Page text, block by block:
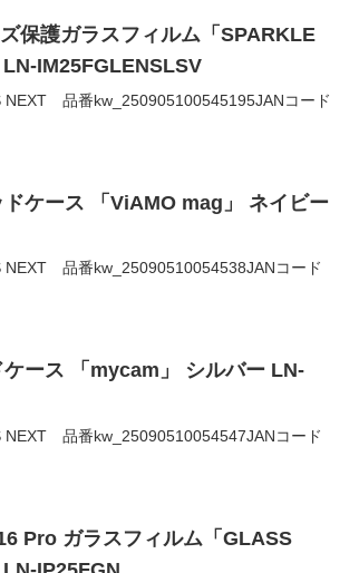
保護ガラスフィルム「SPARKLE
IM25FGLENSLSV
品番kw_250905100545195JANコード
ケース 「ViAMO mag」 ネイビー
品番kw_25090510054538JANコード
ース 「mycam」 シルバー LN-
品番kw_25090510054547JANコード
Pro ガラスフィルム「GLASS